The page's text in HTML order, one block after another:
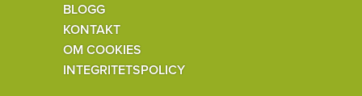
BLOGG
KONTAKT
OM COOKIES
INTEGRITETSPOLICY